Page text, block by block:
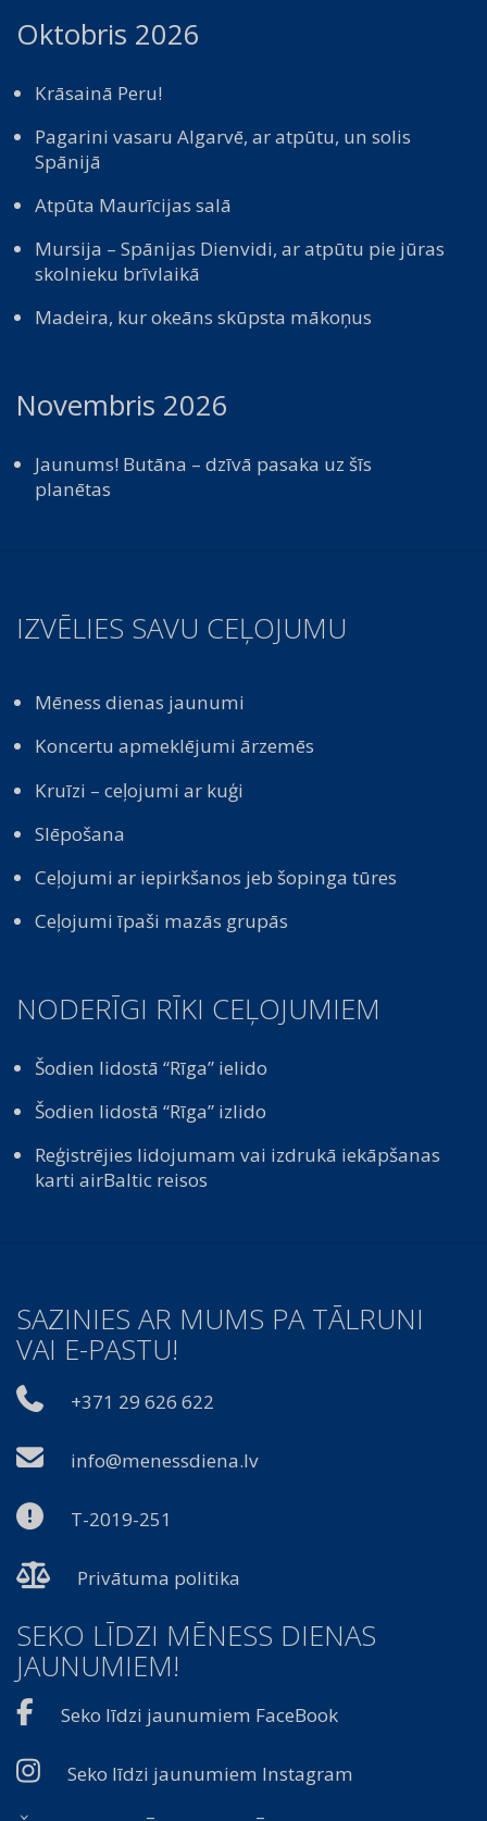
Oktobris 2026
Krāsainā Peru!
Pagarini vasaru Algarvē, ar atpūtu, un solis
Spānijā
Atpūta Maurīcijas salā
Mursija – Spānijas Dienvidi, ar atpūtu pie jūras
skolnieku brīvlaikā
Madeira, kur okeāns skūpsta mākoņus
Novembris 2026
Jaunums! Butāna – dzīvā pasaka uz šīs
planētas
IZVĒLIES SAVU CEĻOJUMU
Mēness dienas jaunumi
Koncertu apmeklējumi ārzemēs
Kruīzi – ceļojumi ar kuģi
Slēpošana
Ceļojumi ar iepirkšanos jeb šopinga tūres
Ceļojumi īpaši mazās grupās
NODERĪGI RĪKI CEĻOJUMIEM
Šodien lidostā “Rīga” ielido
Šodien lidostā “Rīga” izlido
Reģistrējies lidojumam vai izdrukā iekāpšanas
karti airBaltic reisos
SAZINIES AR MUMS PA TĀLRUNI
VAI E-PASTU!
+371 29 626 622
info@menessdiena.lv
T-2019-251
Privātuma politika
SEKO LĪDZI MĒNESS DIENAS
JAUNUMIEM!
Seko līdzi jaunumiem FaceBook
Seko līdzi jaunumiem Instagram